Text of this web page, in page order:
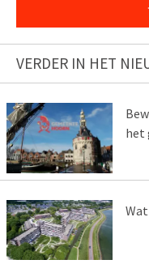
VERDER IN HET
het